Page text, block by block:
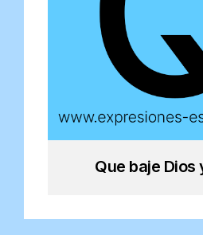
Que baje Dios